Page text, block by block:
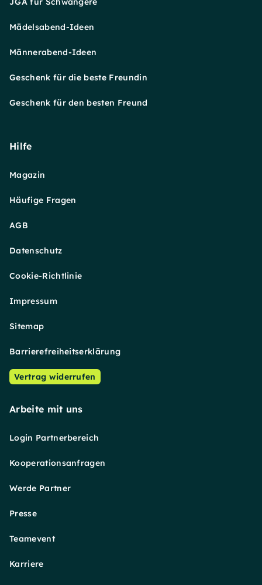
Mädelsabend-Ideen
Männerabend-Ideen
Geschenk für die beste Freundin
Geschenk für den besten Freund
Hilfe
Magazin
Häufige Fragen
AGB
Datenschutz
Cookie-Richtlinie
Impressum
Sitemap
Barrierefreiheitserklärung
Vertrag widerrufen
Arbeite mit uns
Login Partnerbereich
Kooperationsanfragen
Werde Partner
Presse
Teamevent
Karriere